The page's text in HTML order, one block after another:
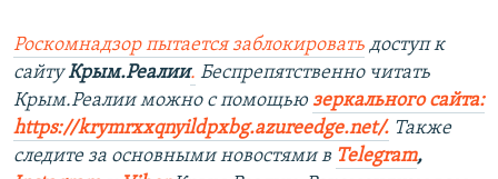
Роскомнадзор пытается заблокировать доступ к
сайтуКрым.Реалии. Беспрепятственно читать
Крым.Реалии можно с помощью зеркального сайта:
https://krymrxxqnyildpxbg.azureedge.net/. Также
следите за основными новостями в Telegram,